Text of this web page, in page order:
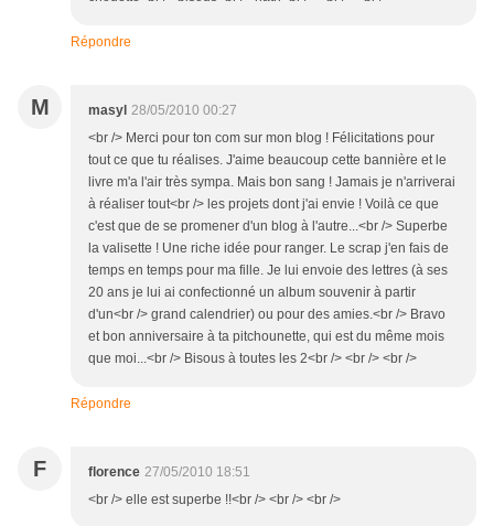
Répondre
M masyl 28/05/2010 00:27
<br /> Merci pour ton com sur mon blog ! Félicitations pour
tout ce que tu réalises. J'aime beaucoup cette bannière et le
livre m'a l'air très sympa. Mais bon sang ! Jamais je n'arriverai
à réaliser tout<br /> les projets dont j'ai envie ! Voilà ce que
c'est que de se promener d'un blog à l'autre...<br /> Superbe
la valisette ! Une riche idée pour ranger. Le scrap j'en fais de
temps en temps pour ma fille. Je lui envoie des lettres (à ses
20 ans je lui ai confectionné un album souvenir à partir
d'un<br /> grand calendrier) ou pour des amies.<br /> Bravo
et bon anniversaire à ta pitchounette, qui est du même mois
que moi...<br /> Bisous à toutes les 2<br /> <br /> <br />
Répondre
F florence 27/05/2010 18:51
<br /> elle est superbe !!<br /> <br /> <br />